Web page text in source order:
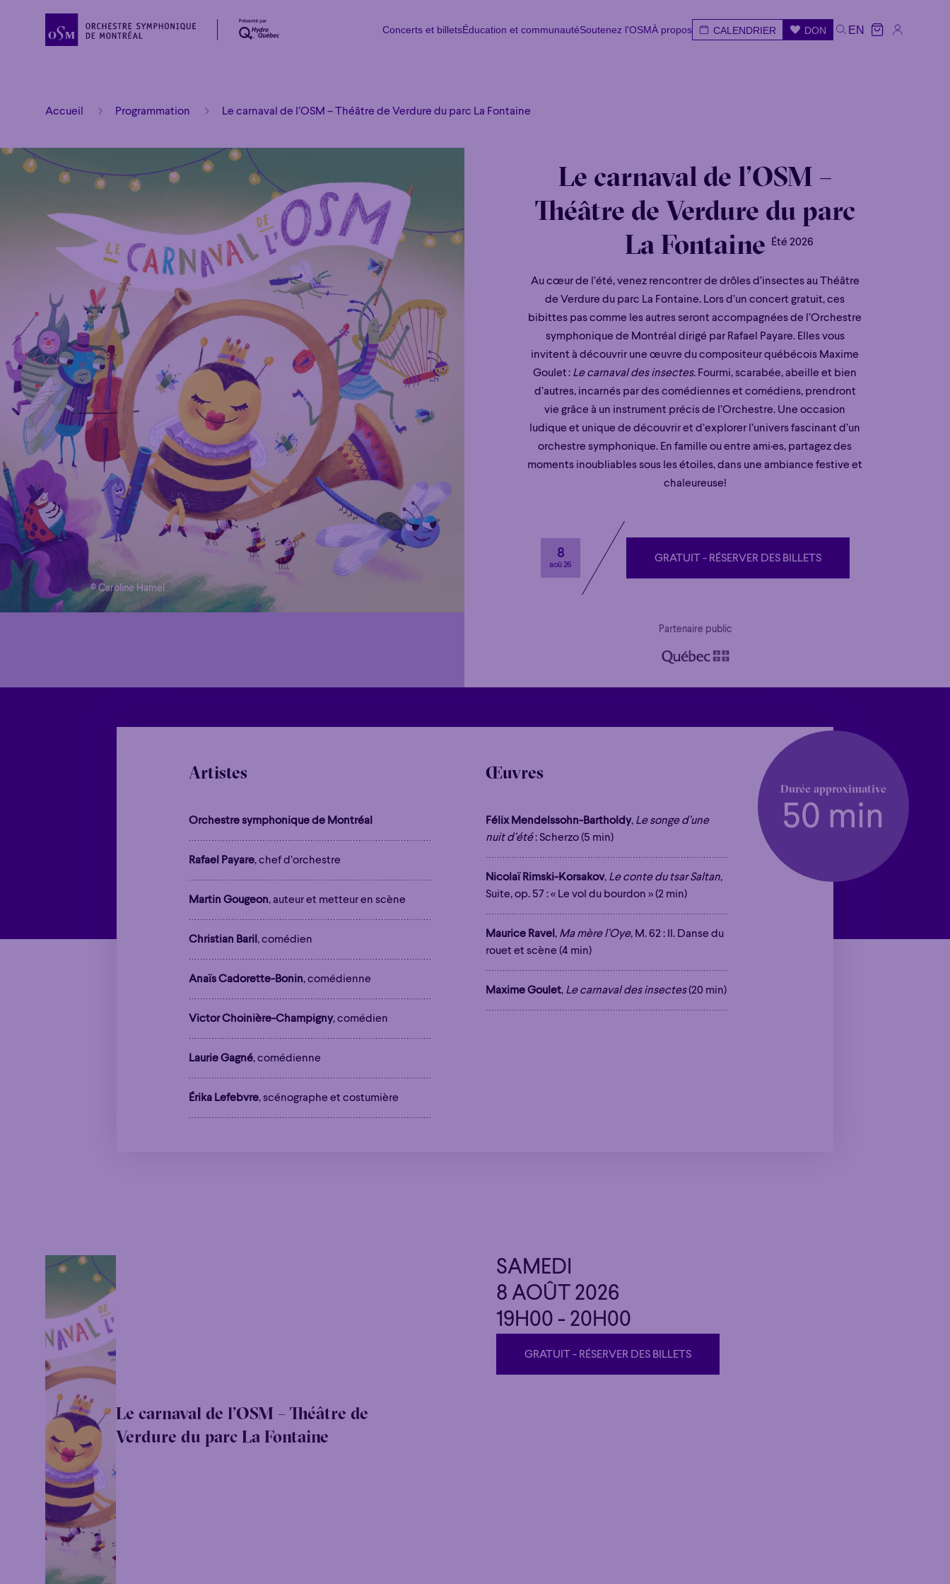
Concerts et billetsÉducation et communautéSoutenez l'OSMÀ propos
CALENDRIER
DON
EN
Accueil Programmation Le carnaval de l’OSM – Théâtre de Verdure du parc La Fontaine
© Caroline Hamel
Le carnaval de l’OSM –
Théâtre de Verdure du parc
La Fontaine
Été 2026
Au cœur de l’été, venez rencontrer de drôles d’insectes au Théâtre
de Verdure du parc La Fontaine. Lors d’un concert gratuit, ces
bibittes pas comme les autres seront accompagnées de l’Orchestre
symphonique de Montréal dirigé par Rafael Payare. Elles vous
invitent à découvrir une œuvre du compositeur québécois Maxime
Goulet : Le carnaval des insectes. Fourmi, scarabée, abeille et bien
d’autres, incarnés par des comédiennes et comédiens, prendront
vie grâce à un instrument précis de l’Orchestre. Une occasion
ludique et unique de découvrir et d’explorer l’univers fascinant d’un
orchestre symphonique. En famille ou entre ami·es, partagez des
moments inoubliables sous les étoiles, dans une ambiance festive et
chaleureuse!
8
aoû 26
GRATUIT - RÉSERVER DES BILLETS
GRATUIT - RÉSERVER DES BILLETS
Partenaire public
Artistes
Orchestre symphonique de Montréal
Rafael Payare, chef d’orchestre
Martin Gougeon, auteur et metteur en scène
Christian Baril , comédien
Anaïs Cadorette-Bonin, comédienne
Victor Choinière-Champigny, comédien
Laurie Gagné, comédienne
Érika Lefebvre, scénographe et costumière
Œuvres
Félix Mendelssohn-Bartholdy, Le songe d’une
nuit d’été: Scherzo (5 min)
Nicolaï Rimski-Korsakov, Le conte du tsar Saltan,
Suite, op. 57 : « Le vol du bourdon » (2 min)
Maurice Ravel , Ma mère l’Oye, M. 62 : II. Danse du
rouet et scène (4 min)
Maxime Goulet, Le carnaval des insectes(20 min)
Durée approximative
50 min
Le carnaval de l’OSM – Théâtre de
Verdure du parc La Fontaine
SAMEDI
8 AOÛT 2026
19H00 - 20H00
GRATUIT - RÉSERVER DES BILLETS
GRATUIT - RÉSERVER DES BILLETS